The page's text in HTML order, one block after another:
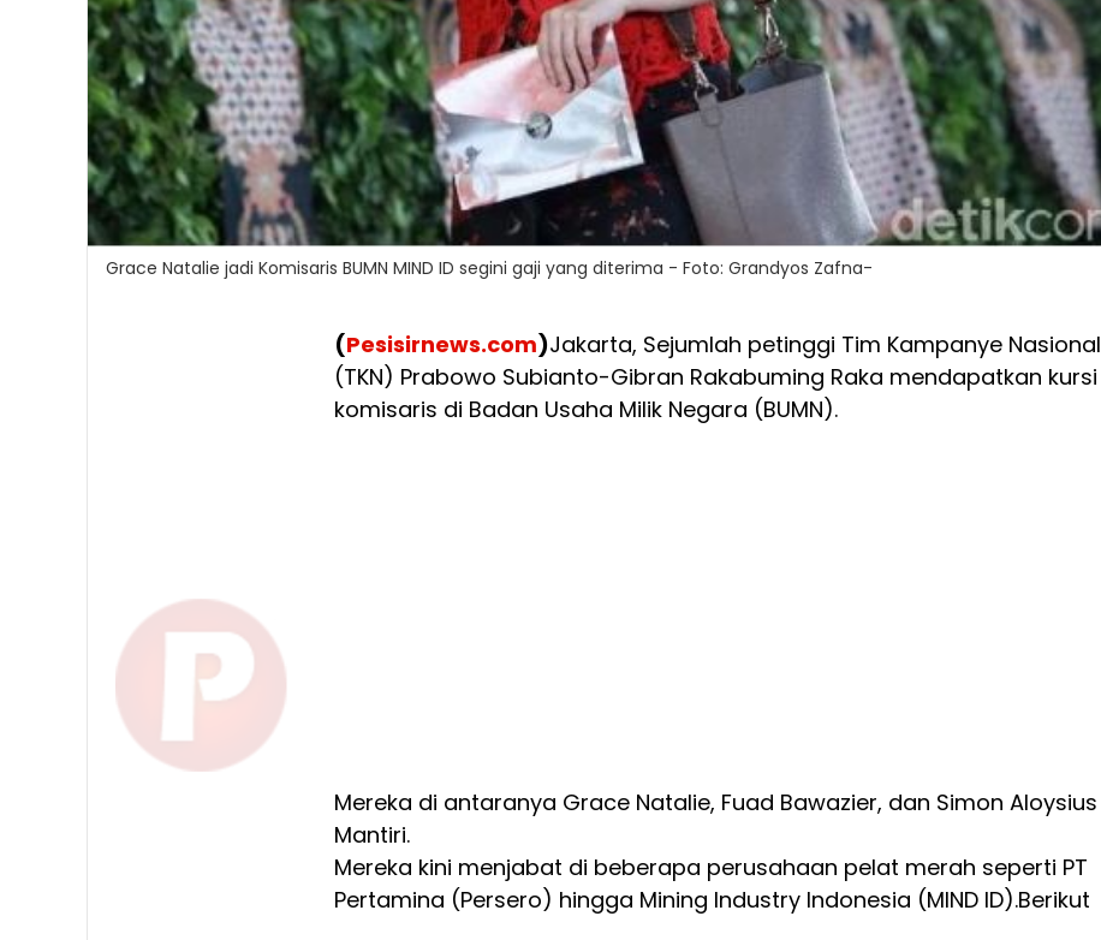
Grace Natalie jadi Komisaris BUMN MIND ID segini gaji yang diterima - Foto: Grandyos Zafna-
(Pesisirnews.com)Jakarta, Sejumlah petinggi Tim Kampanye Nasional
(TKN) Prabowo Subianto-Gibran Rakabuming Raka mendapatkan kursi
komisaris di Badan Usaha Milik Negara (BUMN).
Mereka di antaranya Grace Natalie, Fuad Bawazier, dan Simon Aloysius
Mantiri.
Mereka kini menjabat di beberapa perusahaan pelat merah seperti PT
Pertamina (Persero) hingga Mining Industry Indonesia (MIND ID).Berikut